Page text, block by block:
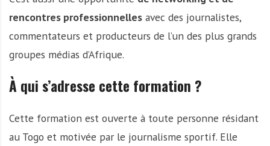
rencontres professionnelles avec des journalistes,
commentateurs et producteurs de l’un des plus grands
groupes médias d’Afrique.
À qui s’adresse cette formation ?
Cette formation est ouverte à toute personne résidant
au Togo et motivée par le journalisme sportif. Elle